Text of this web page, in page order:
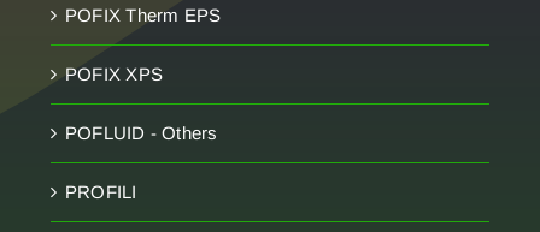
POFIX Therm EPS
POFIX XPS
POFLUID - Others
PROFILI